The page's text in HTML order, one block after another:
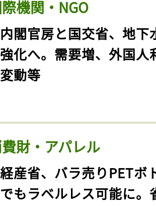
機関・NGO
内閣官房と国交省、地下
化へ。需要増、外国人
動等
財・アパレル
経産省、バラ売りPETボ
もラベルレス可能に。